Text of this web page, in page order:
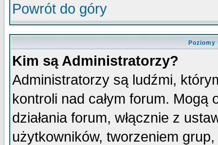
Powrót do góry
Kim są Administratorzy?
Administratorzy są ludźmi,
kontroli nad całym forum.
działania forum, włącznie z
użytkowników, tworzeniem